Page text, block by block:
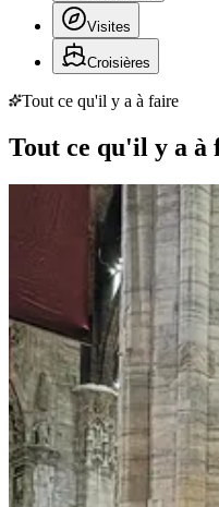
Visites
Croisières
Tout ce qu'il y a à faire
Tout ce qu'il y a